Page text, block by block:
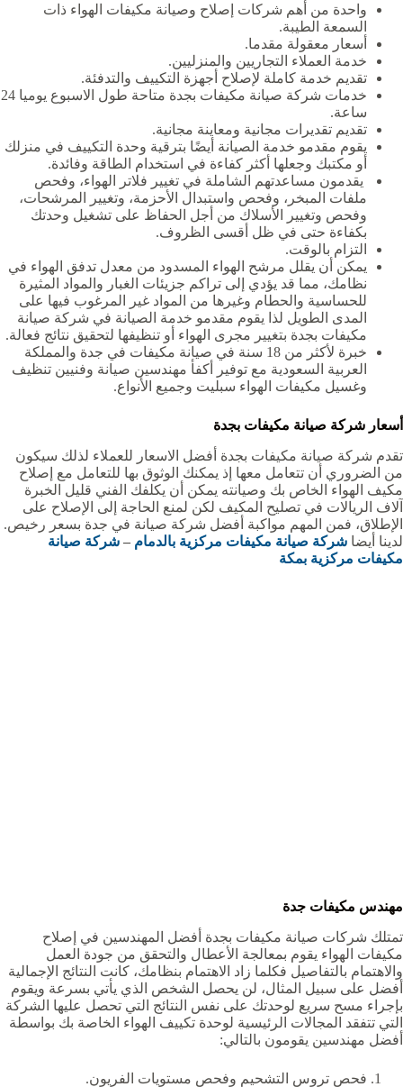
واحدة من أهم شركات إصلاح وصيانة مكيفات الهواء ذات
السمعة الطيبة.
أسعار معقولة مقدما.
خدمة العملاء التجاريين والمنزليين.
تقديم خدمة كاملة لإصلاح أجهزة التكييف والتدفئة.
خدمات شركة صيانة مكيفات بجدة متاحة طول الاسبوع يوميا 24
ساعة.
تقديم تقديرات مجانية ومعاينة مجانية.
يقوم مقدمو خدمة الصيانة أيضًا بترقية وحدة التكييف في منزلك
أو مكتبك وجعلها أكثر كفاءة في استخدام الطاقة وفائدة.
يقدمون مساعدتهم الشاملة في تغيير فلاتر الهواء، وفحص
ملفات المبخر، وفحص واستبدال الأحزمة، وتغيير المرشحات،
وفحص وتغيير الأسلاك من أجل الحفاظ على تشغيل وحدتك
بكفاءة حتى في ظل أقسى الظروف.
التزام بالوقت.
يمكن أن يقلل مرشح الهواء المسدود من معدل تدفق الهواء في
نظامك، مما قد يؤدي إلى تراكم جزيئات الغبار والمواد المثيرة
للحساسية والحطام وغيرها من المواد غير المرغوب فيها على
المدى الطويل لذا يقوم مقدمو خدمة الصيانة في شركة صيانة
مكيفات بجدة بتغيير مجرى الهواء أو تنظيفها لتحقيق نتائج فعالة.
خبرة لأكثر من 18 سنة في صيانة مكيفات في جدة والمملكة
العربية السعودية مع توفير أكفأ مهندسين صيانة وفنيين تنظيف
وغسيل مكيفات الهواء سبليت وجميع الأنواع.
أسعار شركة صيانة مكيفات بجدة
تقدم شركة صيانة مكيفات بجدة أفضل الاسعار للعملاء لذلك سيكون
من الضروري أن تتعامل معها إذ يمكنك الوثوق بها للتعامل مع إصلاح
مكيف الهواء الخاص بك وصيانته يمكن أن يكلفك الفني قليل الخبرة
آلاف الريالات في تصليح المكيف لكن لمنع الحاجة إلى الإصلاح على
الإطلاق، فمن المهم مواكبة أفضل شركة صيانة في جدة بسعر رخيص.
لدينا أيضا شركة صيانة مكيفات مركزية بالدمام – شركة صيانة
مكيفات مركزية بمكة
مهندس مكيفات جدة
تمتلك شركات صيانة مكيفات بجدة أفضل المهندسين في إصلاح
مكيفات الهواء يقوم بمعالجة الأعطال والتحقق من جودة العمل
والاهتمام بالتفاصيل فكلما زاد الاهتمام بنظامك، كانت النتائج الإجمالية
أفضل على سبيل المثال، لن يحصل الشخص الذي يأتي بسرعة ويقوم
بإجراء مسح سريع لوحدتك على نفس النتائج التي تحصل عليها الشركة
التي تتفقد المجالات الرئيسية لوحدة تكييف الهواء الخاصة بك بواسطة
أفضل مهندسين يقومون بالتالي:
فحص تروس التشحيم وفحص مستويات الفريون.